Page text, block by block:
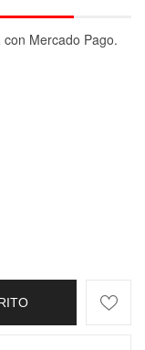
con Mercado Pago.